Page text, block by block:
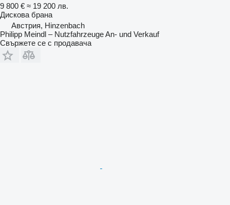
9 800 € ≈ 19 200 лв.
Дискова брана
Австрия, Hinzenbach
Philipp Meindl – Nutzfahrzeuge An- und Verkauf
Свържете се с продавача